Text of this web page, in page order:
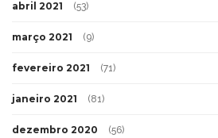
abril 2021 (53)
março 2021 (9)
fevereiro 2021 (71)
janeiro 2021 (81)
dezembro 2020 (56)